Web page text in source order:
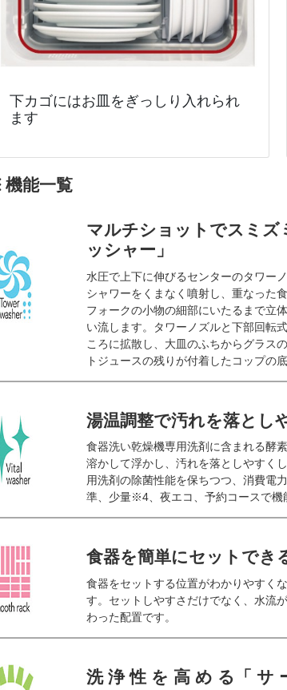
下カゴにはお皿をぎっしり入れられ
ます
機能一覧
マルチショットでスミズ
ッシャー」
水圧で上下に伸びるセンターのタワー
シャワーをくまなく噴射し、重なった
フォークの小物の細部にいたるまで立
い流します。タワーノズルと下部回転
ころに拡散し、大皿のふちからグラス
トジュースの残りが付着したコップの
湯温調整で汚れを落とし
食器洗い乾燥機専用洗剤に含まれる酵
溶かして浮かし、汚れを落としやすく
用洗剤の除菌性能を保ちつつ、消費電
準、少量※4、夜エコ、予約コースで機
食器を簡単にセットでき
食器をセットする位置がわかりやすく
す。セットしやすさだけでなく、水流
わった配置です。
洗 浄 性 を 高 め る「 サ